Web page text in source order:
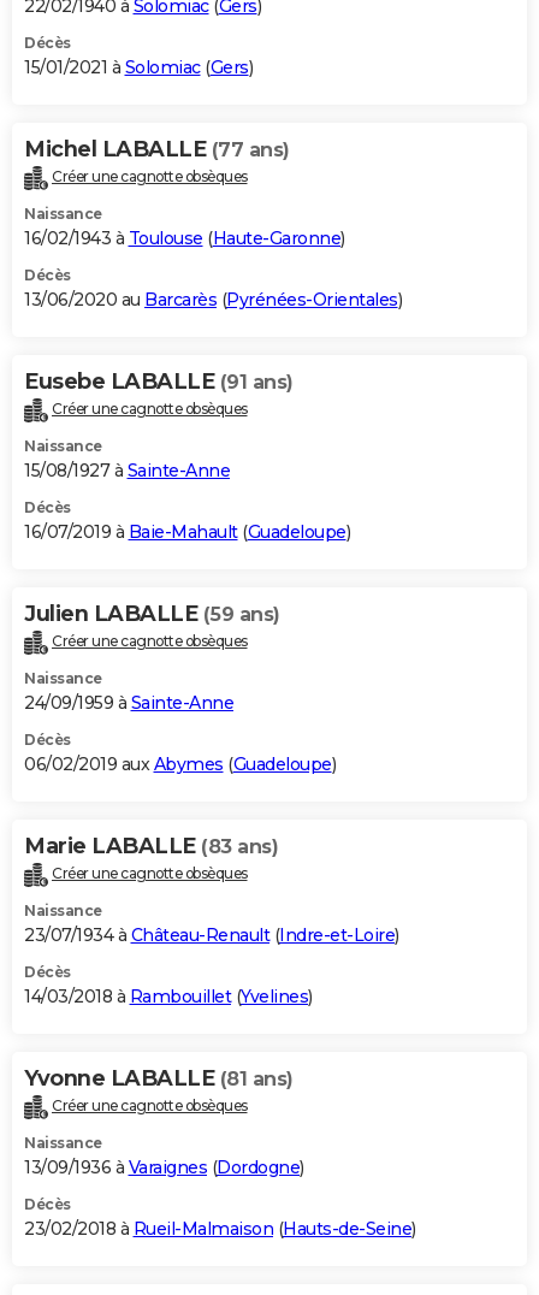
22/02/1940 à Solomiac(Gers)
Décès
15/01/2021 à Solomiac(Gers)
Michel LABALLE (77 ans)
Créer une cagnotte obsèques
Naissance
16/02/1943 à Toulouse (Haute-Garonne)
Décès
13/06/2020 au Barcarès (Pyrénées-Orientales)
Eusebe LABALLE (91 ans)
Créer une cagnotte obsèques
Naissance
15/08/1927 à Sainte-Anne
Décès
16/07/2019 à Baie-Mahault(Guadeloupe)
Julien LABALLE (59 ans)
Créer une cagnotte obsèques
Naissance
24/09/1959 à Sainte-Anne
Décès
06/02/2019 auxAbymes (Guadeloupe)
Marie LABALLE (83 ans)
Créer une cagnotte obsèques
Naissance
23/07/1934 à Château-Renault(Indre-et-Loire)
Décès
14/03/2018 à Rambouillet(Yvelines)
Yvonne LABALLE (81 ans)
Créer une cagnotte obsèques
Naissance
13/09/1936 à Varaignes (Dordogne)
Décès
23/02/2018 à Rueil-Malmaison (Hauts-de-Seine)